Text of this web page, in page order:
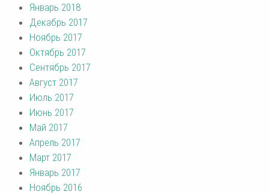
Январь 2018
Декабрь 2017
Ноябрь 2017
Октябрь 2017
Сентябрь 2017
Август 2017
Июль 2017
Июнь 2017
Май 2017
Апрель 2017
Март 2017
Январь 2017
Ноябрь 2016